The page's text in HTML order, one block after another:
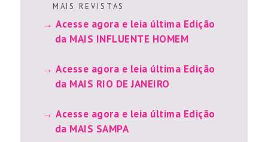
M A I S R E V I S T A S
Acesse agora e leia última Edição
da MAIS INFLUENTE HOMEM
Acesse agora e leia última Edição
da MAIS RIO DE JANEIRO
Acesse agora e leia última Edição
da MAIS SAMPA